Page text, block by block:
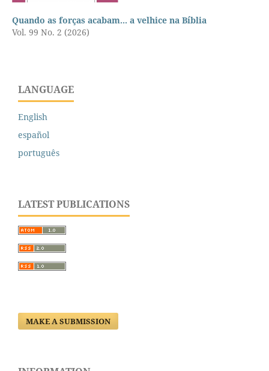
Quando as forças acabam... a velhice na Bíblia
Vol. 99 No. 2 (2026)
LANGUAGE
English
español
português
LATEST PUBLICATIONS
MAKE A SUBMISSION